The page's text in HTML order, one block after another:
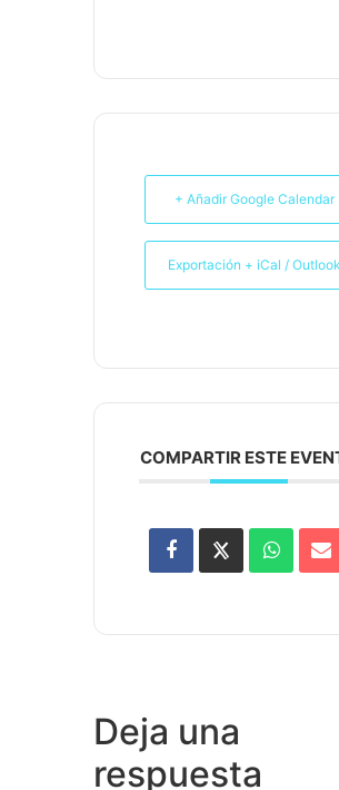
+ Añadir Google Calendar
Exportación + iCal / Outlook
COMPARTIR ESTE
Deja una
respuesta